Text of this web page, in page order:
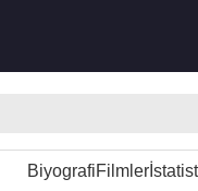
BiyografiFilmler